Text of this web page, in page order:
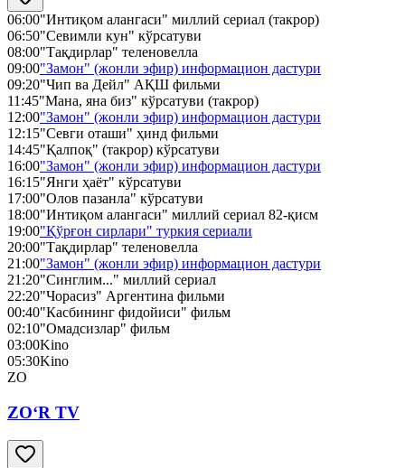
06:00"Интиқом алангаси" миллий сериал (такрор)
06:50"Севимли кун" кўрсатуви
08:00"Тақдирлар" теленовелла
09:00"Замон" (жонли эфир) информацион дастури
09:20"Чип ва Дейл" АҚШ фильми
11:45"Мана, яна биз" кўрсатуви (такрор)
12:00"Замон" (жонли эфир) информацион дастури
12:15"Севги оташи" ҳинд фильми
14:45"Қалпоқ" (такрор) кўрсатуви
16:00"Замон" (жонли эфир) информацион дастури
16:15"Янги ҳаёт" кўрсатуви
17:00"Олов пазанла" кўрсатуви
18:00"Интиқом алангаси" миллий сериал 82-қисм
19:00"Қўрғон сирлари" туркия сериали
20:00"Тақдирлар" теленовелла
21:00"Замон" (жонли эфир) информацион дастури
21:20"Синглим..." миллий сериал
22:20"Чорасиз" Аргентина фильми
00:40"Касбининг фидойиси" фильм
02:10"Омадсизлар" фильм
03:00Kino
05:30Kino
ZO
ZO‘R TV